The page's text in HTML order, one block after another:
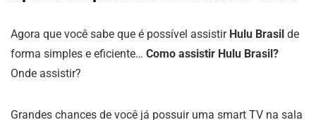
Agora que você sabe que é possível assistir Hulu Brasil de
forma simples e eficiente… Como assistir Hulu Brasil?
Onde assistir?
Grandes chances de você já possuir uma smart TV na sala